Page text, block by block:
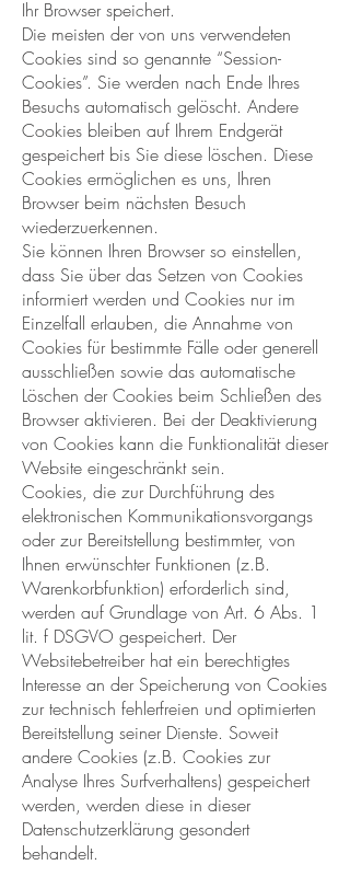
Ihr Browser speichert.
Die meisten der von uns verwendeten
Cookies sind so genannte “Session-
Cookies”. Sie werden nach Ende Ihres
Besuchs automatisch gelöscht. Andere
Cookies bleiben auf Ihrem Endgerät
gespeichert bis Sie diese löschen. Diese
Cookies ermöglichen es uns, Ihren
Browser beim nächsten Besuch
wiederzuerkennen.
Sie können Ihren Browser so einstellen,
dass Sie über das Setzen von Cookies
informiert werden und Cookies nur im
Einzelfall erlauben, die Annahme von
Cookies für bestimmte Fälle oder generell
ausschließen sowie das automatische
Löschen der Cookies beim Schließen des
Browser aktivieren. Bei der Deaktivierung
von Cookies kann die Funktionalität dieser
Website eingeschränkt sein.
Cookies, die zur Durchführung des
elektronischen Kommunikationsvorgangs
oder zur Bereitstellung bestimmter, von
Ihnen erwünschter Funktionen (z.B.
Warenkorbfunktion) erforderlich sind,
werden auf Grundlage von Art. 6 Abs. 1
lit. f DSGVO gespeichert. Der
Websitebetreiber hat ein berechtigtes
Interesse an der Speicherung von Cookies
zur technisch fehlerfreien und optimierten
Bereitstellung seiner Dienste. Soweit
andere Cookies (z.B. Cookies zur
Analyse Ihres Surfverhaltens) gespeichert
werden, werden diese in dieser
Datenschutzerklärung gesondert
behandelt.